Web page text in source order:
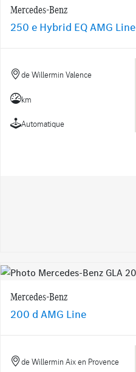
Mercedes-Benz
250 e Hybrid EQ AMG Line
de Willermin Valence
km
Automatique
Mercedes-Benz
200 d AMG Line
de Willermin Aix en Provence